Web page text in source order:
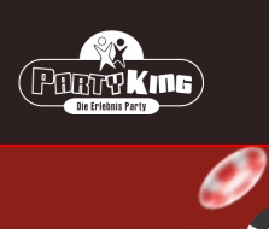
Skip to main content